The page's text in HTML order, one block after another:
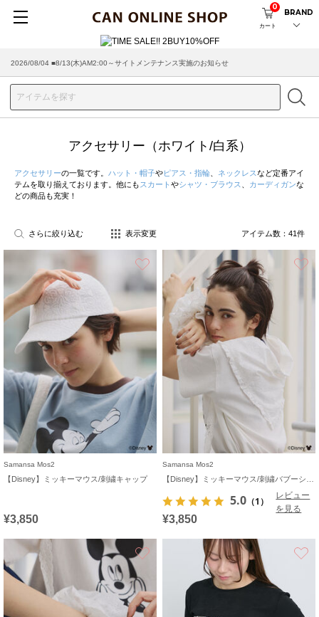
カート
0
BRAND
2026/08/04 ■8/13(木)AM2:00～サイトメンテナンス実施のお知らせ
アクセサリー（ホワイト/白系）
アクセサリーの一覧です。 ハット・帽子やピアス・指輪 ネックレスなど定番アイ
テムを取り揃えております。他にも スカート やシャツ・ブラウス カーディガンな
どの商品も充実！
さらに絞り込む 表示変更 アイテム数： 41件
お気に入り
Samansa Mos2
【Disney】ミッキーマウス/刺繍キャップ
¥3,850
Samansa Mos2
5.0 （1）
レビュー
を見る
¥3,850